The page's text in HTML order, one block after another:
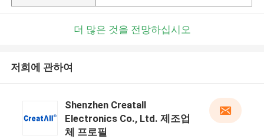
더 많은 것을 전망하십시오
저희에 관하여
Shenzhen Creatall
Electronics Co., Ltd. 제조업
체 프로필